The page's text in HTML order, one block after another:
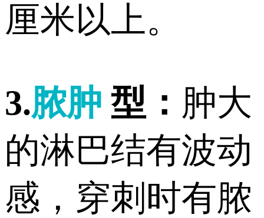
厘米以上。
3.脓肿 型： 肿大
的淋巴结有波动
感，穿刺时有脓